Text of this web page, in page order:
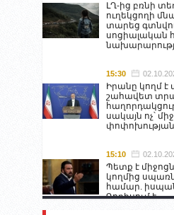
ԼՂ-ից բռնի
ուղեկցողի
տարեց
սոցիալական
15:30
Իրանը կողմ
շահավետ
սակայն ոչ՝
15:10
Պետք է
կողմից
համար.
Գորիսում է